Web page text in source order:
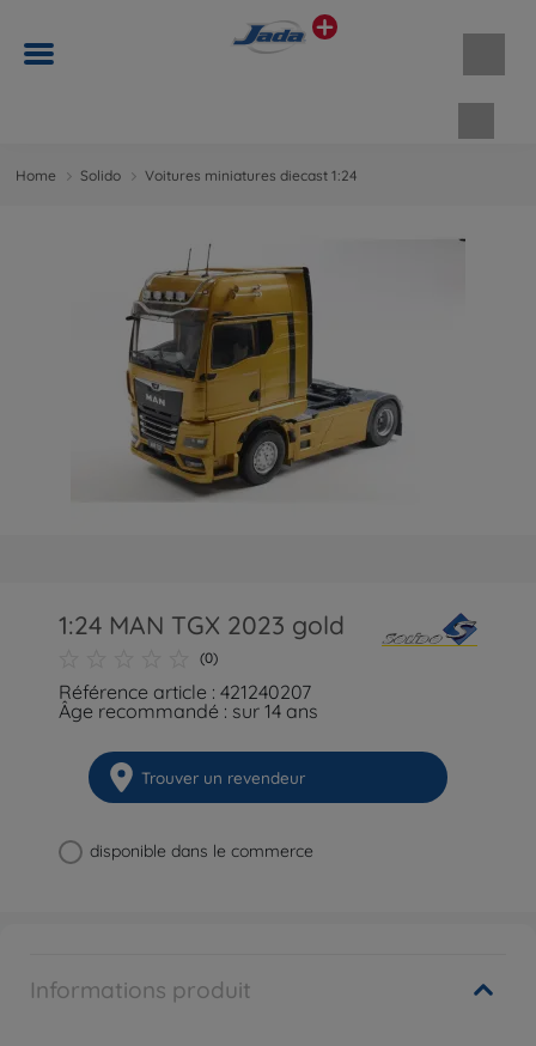
Home Solido Voitures miniatures diecast 1:24
1:24 MAN TGX 2023 gold
(0)
Référence article : 421240207
Âge recommandé : sur 14 ans
Trouver un revendeur
disponible dans le commerce
Informations produit